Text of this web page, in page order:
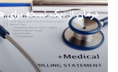
درمان از «یک نسخه برای